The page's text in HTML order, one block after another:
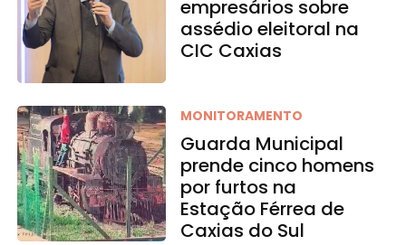
empresários sobre
assédio eleitoral na
CIC Caxias
MONITORAMENTO
Guarda Municipal
prende cinco homens
por furtos na
Estação Férrea de
Caxias do Sul